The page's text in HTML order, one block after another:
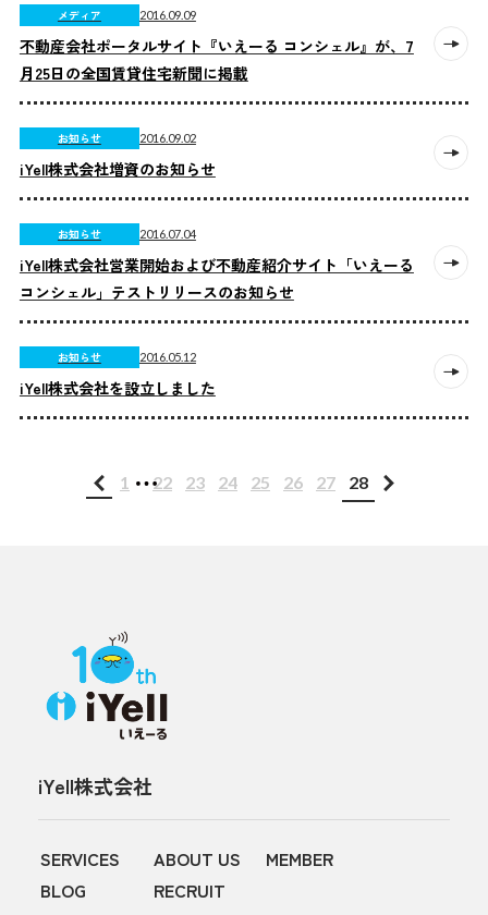
メディア 2016.09.09
不動産会社ポータルサイト『いえーる コンシェル』が、7
月25日の全国賃貸住宅新聞に掲載
お知らせ 2016.09.02
iYell株式会社増資のお知らせ
お知らせ 2016.07.04
iYell株式会社営業開始および不動産紹介サイト「いえーる
コンシェル」テストリリースのお知らせ
お知らせ 2016.05.12
iYell株式会社を設立しました
1 ...
22 23 24 25 26 27 28
iYell株式会社
SERVICES ABOUT US
MEMBER
BLOG
RECRUIT